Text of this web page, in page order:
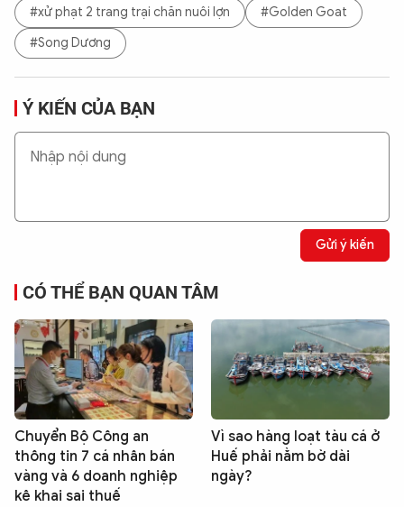
#xử phạt 2 trang trại chăn nuôi lợn
#Golden Goat
#Song Dương
Ý KIẾN CỦA BẠN
Gửi ý kiến
CÓ THỂ BẠN QUAN TÂM
Chuyển Bộ Công an
thông tin 7 cá nhân bán
vàng và 6 doanh nghiệp
kê khai sai thuế
Vì sao hàng loạt tàu cá ở
Huế phải nằm bờ dài
ngày?